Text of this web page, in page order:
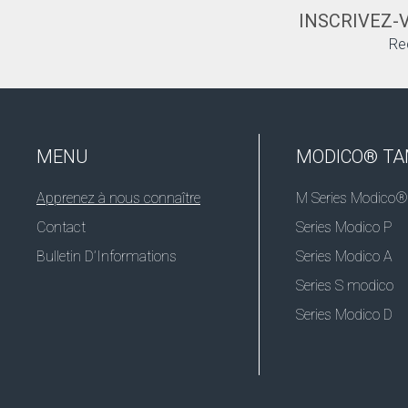
INSCRIVEZ-
MENU
Apprenez à nous connaître
Contact
Bulletin D’Informations
MODICO®
M Series Modico®
Series Modico P
Series Modico A
Series S modico
Series Modico D